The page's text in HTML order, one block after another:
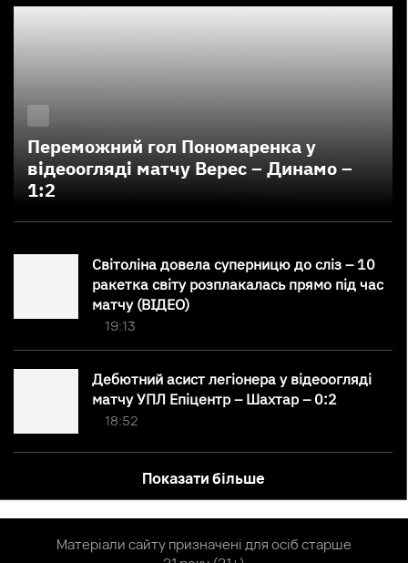
Переможний гол Пономаренка у
відеоогляді матчу Верес – Динамо –
1:2
Світоліна довела суперницю до сліз – 10
ракетка світу розплакалась прямо під час
матчу (ВІДЕО)
19:13
Дебютний асист легіонера у відеоогляді
матчу УПЛ Епіцентр – Шахтар – 0:2
18:52
Показати більше
Матеріали сайту призначені для осіб старше